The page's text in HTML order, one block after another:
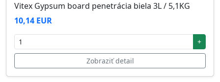
Vitex Gypsum board penetrácia biela 3L / 5,1KG
10,14 EUR
+
Zobraziť detail